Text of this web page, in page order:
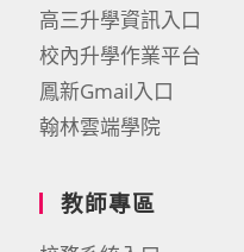
高三升學資訊入口
校內升學作業平台
鳳新Gmail入口
翰林雲端學院
教師專區